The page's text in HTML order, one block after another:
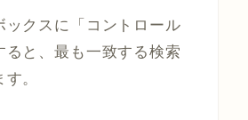
ックスに「コントロール
ると、最も一致する検索
。